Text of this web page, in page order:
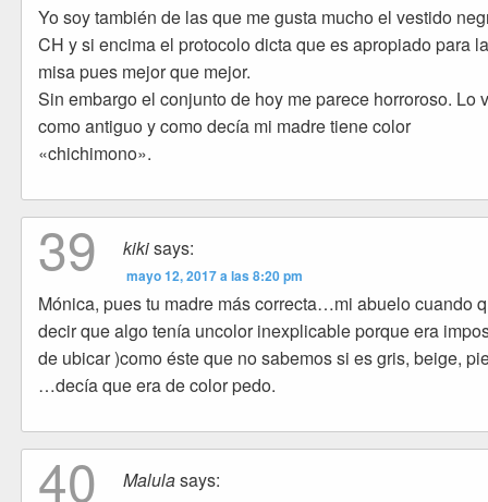
Yo soy también de las que me gusta mucho el vestido
CH y si encima el protocolo dicta que es apropiado para
misa pues mejor que mejor.
Sin embargo el conjunto de hoy me parece horroroso. Lo
como antiguo y como decía mi madre tiene color
«chichimono».
39 kikisays:
mayo 12, 2017 a las 8:20 pm
Mónica, pues tu madre más correcta…mi abuelo cuando
decir que algo tenía uncolor inexplicable porque era
de ubicar )como éste que no sabemos si es gris, beige,
…decía que era de color pedo.
40 Malulasays: